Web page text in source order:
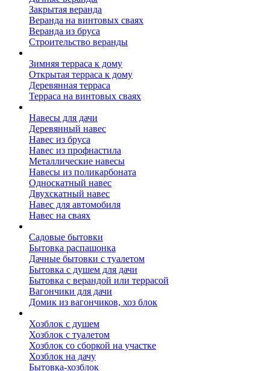
Закрытая веранда
Веранда на винтовых сваях
Веранда из бруса
Строительство веранды
Зимняя терраса к дому
Открытая терраса к дому
Деревянная терраса
Терраса на винтовых сваях
Навесы для дачи
Деревянный навес
Навес из бруса
Навес из профнастила
Металлические навесы
Навесы из поликарбоната
Односкатный навес
Двухскатный навес
Навес для автомобиля
Навес на сваях
Садовые бытовки
Бытовка распашонка
Дачные бытовки с туалетом
Бытовка с душем для дачи
Бытовка с верандой или террасой
Вагончики для дачи
Домик из вагончиков, хоз блок
Хозблок с душем
Хозблок с туалетом
Хозблок со сборкой на участке
Хозблок на дачу
Бытовка-хозблок